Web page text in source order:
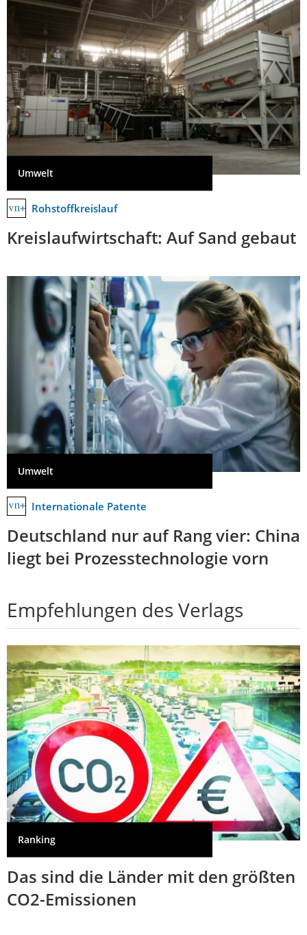
Umwelt
Rohstoffkreislauf
Kreislaufwirtschaft: Auf Sand gebaut
Umwelt
Internationale Patente
Deutschland nur auf Rang vier: China
liegt bei Prozesstechnologie vorn
Empfehlungen des Verlags
Ranking
Das sind die Länder mit den größten
CO2-Emissionen